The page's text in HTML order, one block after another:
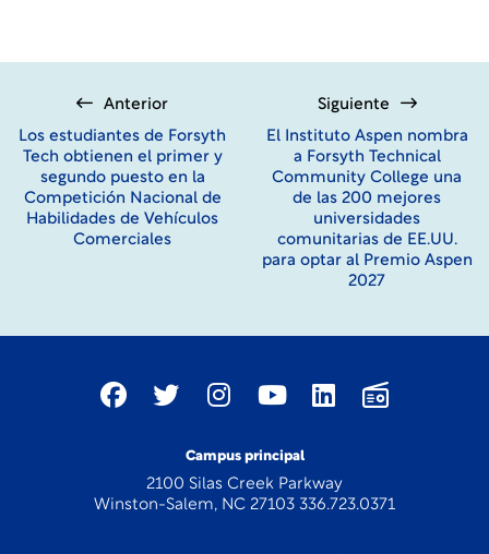
Anterior
Los estudiantes de Forsyth
Tech obtienen el primer y
segundo puesto en la
Competición Nacional de
Habilidades de Vehículos
Comerciales
Siguiente
El Instituto Aspen nombra
a Forsyth Technical
Community College una
de las 200 mejores
universidades
comunitarias de EE.UU.
para optar al Premio Aspen
2027
Campus principal
2100 Silas Creek Parkway
Winston-Salem, NC 27103 336.723.0371